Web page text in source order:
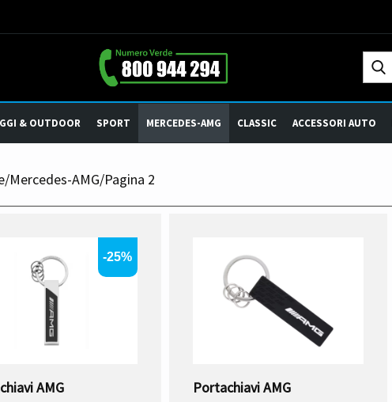
& OUTDOOR SPORT MERCEDES-AMG CLASSIC ACCESSORI AUTO
/Mercedes-AMG/Pagina 2
-25%
AMG Portachiavi AMG